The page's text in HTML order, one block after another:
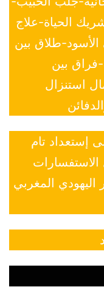
الحياة-علاج
طلاق بين
بين
استنزال
إستعداد تام
المغربي